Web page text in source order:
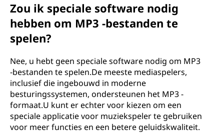
Zou ik speciale software nodig
hebben om MP3 -bestanden te
spelen?
Nee, u hebt geen speciale software nodig om MP3
-bestanden te spelen.De meeste mediaspelers,
inclusief die ingebouwd in moderne
besturingssystemen, ondersteunen het MP3 -
formaat.U kunt er echter voor kiezen om een ​​
speciale applicatie voor muziekspeler te gebruiken
voor meer functies en een betere geluidskwaliteit.